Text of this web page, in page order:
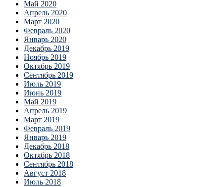
Май 2020
Апрель 2020
Март 2020
Февраль 2020
Январь 2020
Декабрь 2019
Ноябрь 2019
Октябрь 2019
Сентябрь 2019
Июль 2019
Июнь 2019
Май 2019
Апрель 2019
Март 2019
Февраль 2019
Январь 2019
Декабрь 2018
Октябрь 2018
Сентябрь 2018
Август 2018
Июль 2018